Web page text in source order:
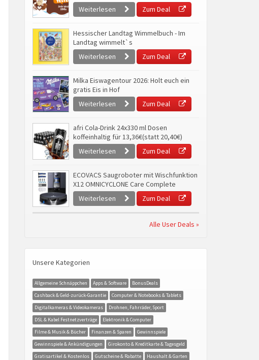
Weiterlesen
Zum Deal
Hessischer Landtag Wimmelbuch - Im
Landtag wimmelt`s
Weiterlesen
Zum Deal
Milka Eiswagentour 2026: Holt euch ein
gratis Eis in Hof
Weiterlesen
Zum Deal
afri Cola-Drink 24x330 ml Dosen
koffeinhaltig für 13,36€(statt 20,40€)
Weiterlesen
Zum Deal
ECOVACS Saugroboter mit Wischfunktion
X12 OMNICYCLONE Care Complete
Weiterlesen
Zum Deal
Alle User Deals »
Unsere Kategorien
Allgemeine Schnäppchen Apps & Software
BonusDeals
Cashback & Geld-zurück-Garantie
Computer & Notebooks & Tablets
Digitalkameras & Videokameras
Drohnen, Fahrräder, Sport
DSL & Kabel Festnetzverträge
Elektronik & Computer
Filme & Musik & Bücher
Finanzen & Sparen
Gewinnspiele
Gewinnspiele & Ankündigungen
Girokonto & Kreditkarte & Tagesgeld
Gratisartikel & Kostenlos
Gutscheine & Rabatte
Haushalt & Garten